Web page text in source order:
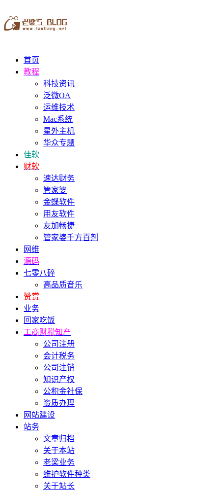
首页
教程
科技资讯
泛微OA
运维技术
Mac系统
星外主机
华众专题
佳软
财软
速达财务
管家婆
金蝶软件
用友软件
友加畅捷
管家婆千方百剂
网维
源码
七零八碎
高品质音乐
赞赏
业务
回家吃饭
工商财税知产
公司注册
会计税务
公司注销
知识产权
公积金社保
资质办理
网站建设
站务
文章归档
关于本站
老梁业务
维护软件种类
关于站长